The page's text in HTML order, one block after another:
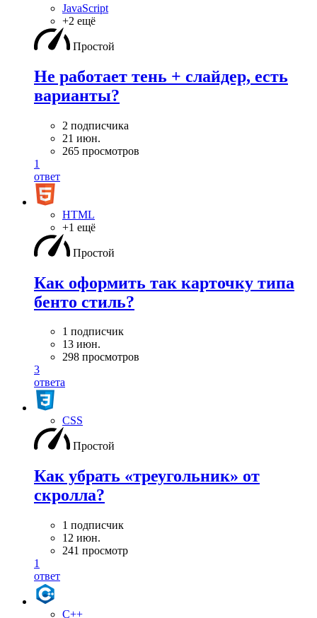
JavaScript
+2 ещё
Простой
Не работает тень + слайдер, есть
варианты?
2 подписчика
21 июн.
265 просмотров
1
ответ
HTML
+1 ещё
Простой
Как оформить так карточку типа
бенто стиль?
1 подписчик
13 июн.
298 просмотров
3
ответа
CSS
Простой
Как убрать «треугольник» от
скролла?
1 подписчик
12 июн.
241 просмотр
1
ответ
C++